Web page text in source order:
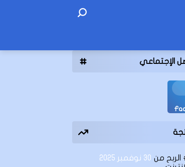
الإجتماعي
الربح من 30 نوفمبر 2025